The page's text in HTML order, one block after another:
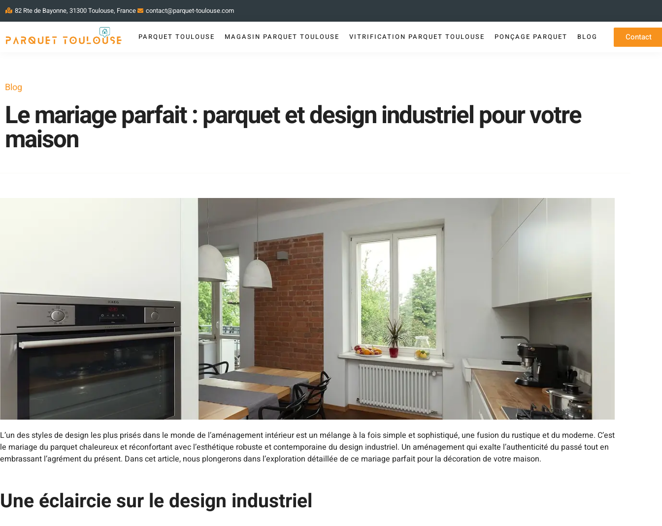
82 Rte de Bayonne, 31300 Toulouse, France contact@parquet-toulouse.com
PARQUET TOULOUSE MAGASIN PARQUET TOULOUSE VITRIFICATION PARQUET TOULOUSE PONÇAGE PARQUET BLOG Contact
Blog
Le mariage parfait : parquet et design industriel pour votre
maison
L’un des styles de design les plus prisés dans le monde de l’aménagement intérieur est un mélange à la fois simple et sophistiqué, une fusion du rustique et du moderne. C’est
le mariage du parquet chaleureux et réconfortant avec l’esthétique robuste et contemporaine du design industriel. Un aménagement qui exalte l’authenticité du passé tout en
embrassant l’agrément du présent. Dans cet article, nous plongerons dans l’exploration détaillée de ce mariage parfait pour la décoration de votre maison.
Une éclaircie sur le design industriel